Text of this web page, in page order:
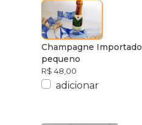
Champagne Importado
pequeno
R$ 48,00
adicionar